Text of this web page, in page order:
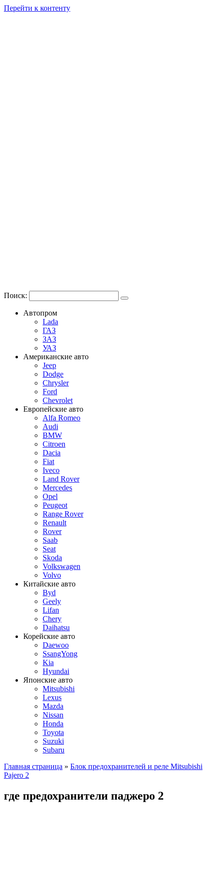
Перейти к контенту
Поиск:
Автопром
Lada
ГАЗ
ЗАЗ
УАЗ
Американские авто
Jeep
Dodge
Chrysler
Ford
Chevrolet
Европейские авто
Alfa Romeo
Audi
BMW
Citroen
Dacia
Fiat
Iveco
Land Rover
Mercedes
Opel
Peugeot
Range Rover
Renault
Rover
Saab
Seat
Skoda
Volkswagen
Volvo
Китайские авто
Byd
Geely
Lifan
Chery
Daihatsu
Корейские авто
Daewoo
SsangYong
Kia
Hyundai
Японские авто
Mitsubishi
Lexus
Mazda
Nissan
Honda
Toyota
Suzuki
Subaru
Главная страница » Блок предохранителей и реле Mitsubishi
Pajero 2
где предохранители паджеро 2